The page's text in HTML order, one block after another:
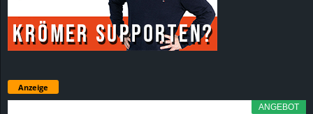
Anzeige
ANGEBOT